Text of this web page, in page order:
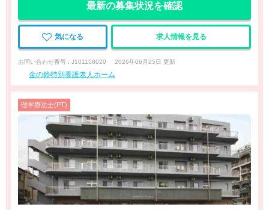
最新の募集状況を確認
気になる 求人情報を見る
お問い合わせ番号 : J101158020 2026年06月25日 更新
金の鈴特別養護老人ホーム
理学療法士(PT)